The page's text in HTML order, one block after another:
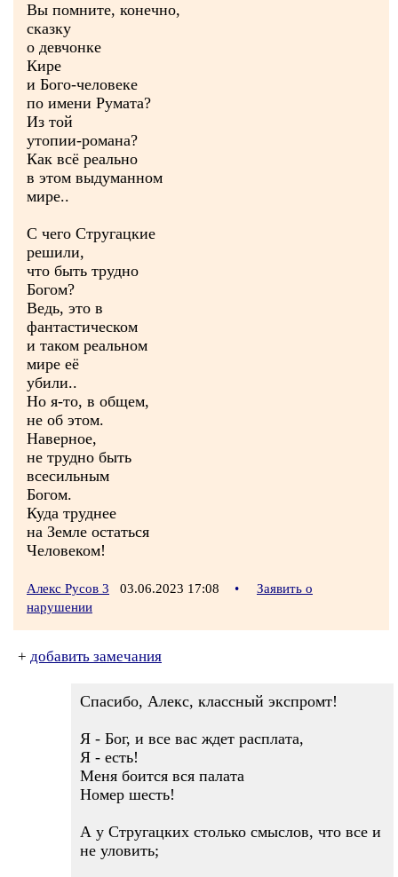
Вы помните, конечно,
сказку
о девчонке
Кире
и Бого-человеке
по имени Румата?
Из той
утопии-романа?
Как всё реально
в этом выдуманном
мире..
С чего Стругацкие
решили,
что быть трудно
Богом?
Ведь, это в
фантастическом
и таком реальном
мире её
убили..
Но я-то, в общем,
не об этом.
Наверное,
не трудно быть
всесильным
Богом.
Куда труднее
на Земле остаться
Человеком!
Алекс Русов 3 03.06.2023 17:08 •
Заявить о
нарушении
+ добавить замечания
Спасибо, Алекс, классный экспромт!
Я - Бог, и все вас ждет расплата,
Я - есть!
Меня боится вся палата
Номер шесть!
А у Стругацких столько смыслов, что все и
не уловить;